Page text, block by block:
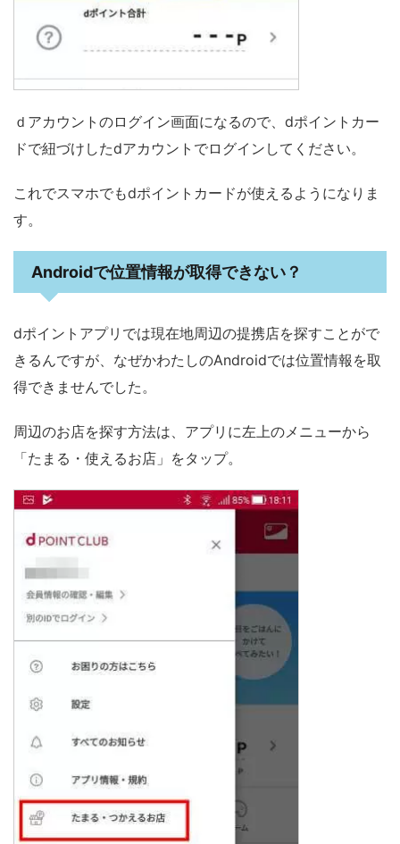
ｄアカウントのログイン画面になるので、dポイントカー
ドで紐づけしたdアカウントでログインしてください。
これでスマホでもdポイントカードが使えるようになりま
す。
Androidで位置情報が取得できない？
dポイントアプリでは現在地周辺の提携店を探すことがで
きるんですが、なぜかわたしのAndroidでは位置情報を取
得できませんでした。
周辺のお店を探す方法は、アプリに左上のメニューから
「たまる・使えるお店」をタップ。